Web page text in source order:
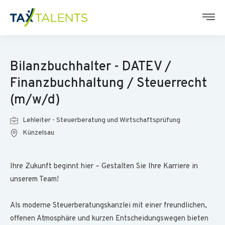
Bilanzbuchhalter - DATEV /
Finanzbuchhaltung / Steuerrecht
(m/w/d)
Lehleiter - Steuerberatung und Wirtschaftsprüfung
Künzelsau
Ihre Zukunft beginnt hier – Gestalten Sie Ihre Karriere in
unserem Team!
Als moderne Steuerberatungskanzlei mit einer freundlichen,
offenen Atmosphäre und kurzen Entscheidungswegen bieten